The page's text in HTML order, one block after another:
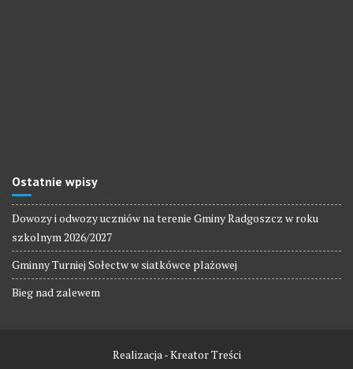
Ostatnie wpisy
Dowozy i odwozy uczniów na terenie Gminy Radgoszcz w roku
szkolnym 2026/2027
Gminny Turniej Sołectw w siatkówce plażowej
Bieg nad zalewem
Realizacja - Kreator Treści